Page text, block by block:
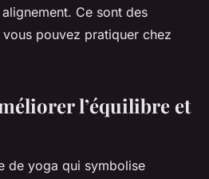
Ce sont des
pouvez pratiquer chez
l’équilibre et
de yoga qui symbolise